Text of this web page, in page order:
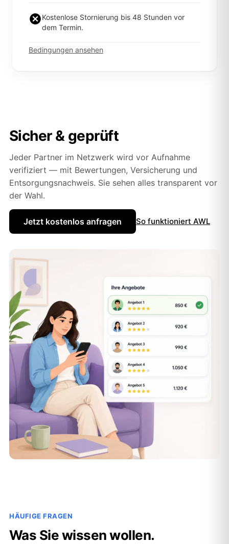
Kostenlose Stornierung bis 48 Stunden vor
dem Termin.
Bedingungen ansehen
Sicher & geprüft
Jeder Partner im Netzwerk wird vor Aufnahme
verifiziert — mit Bewertungen, Versicherung und
Entsorgungsnachweis. Sie sehen alles transparent vor
der Wahl.
Jetzt kostenlos anfragen So funktioniert AWL
HÄUFIGE FRAGEN
Was Sie wissen wollen.